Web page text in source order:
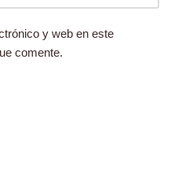
y web en este
comente.